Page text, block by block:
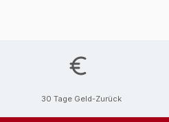
30 Tage Geld-Zurück